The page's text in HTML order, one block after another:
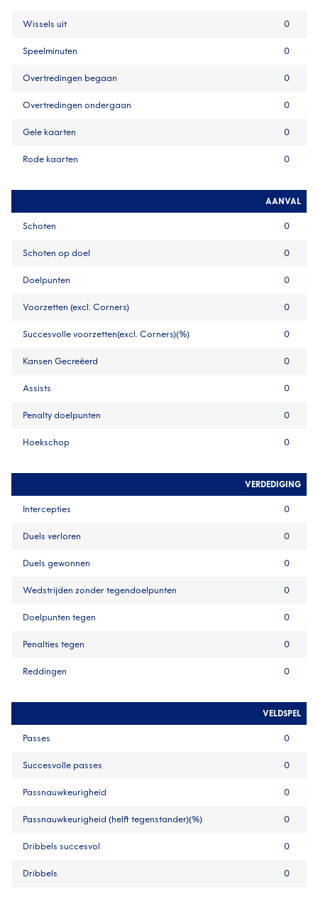
Wissels uit 0
Speelminuten 0
Overtredingen begaan 0
Overtredingen ondergaan 0
Gele kaarten 0
Rode kaarten 0
AANVAL
Schoten 0
Schoten op doel 0
Doelpunten 0
Voorzetten (excl. Corners) 0
Succesvolle voorzetten(excl. Corners)(%) 0
Kansen Gecreëerd 0
Assists 0
Penalty doelpunten 0
Hoekschop 0
VERDEDIGING
Intercepties 0
Duels verloren 0
Duels gewonnen 0
Wedstrijden zonder tegendoelpunten 0
Doelpunten tegen 0
Penalties tegen 0
Reddingen 0
VELDSPEL
Passes 0
Succesvolle passes 0
Passnauwkeurigheid 0
Passnauwkeurigheid (helft tegenstander)(%) 0
Dribbels succesvol 0
Dribbels 0